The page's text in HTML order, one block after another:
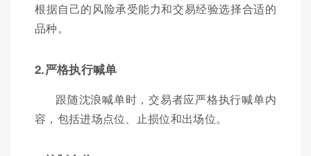
根据自己的风险承受能力和交易经验选择合适的
品种。
2.严格执行喊单
跟随沈浪喊单时，交易者应严格执行喊单内
容，包括进场点位、止损位和出场位。